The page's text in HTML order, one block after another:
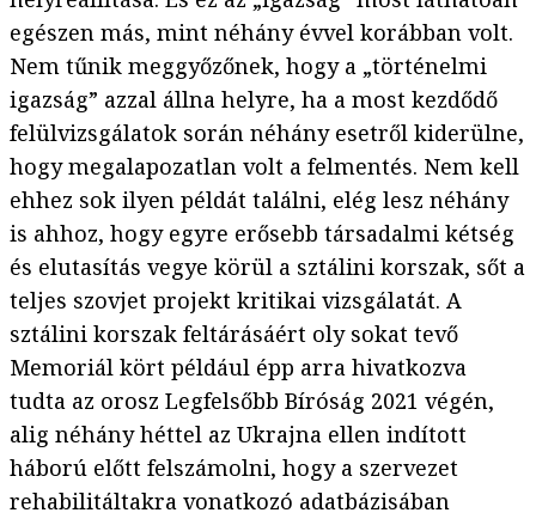
egészen más, mint néhány évvel korábban volt.
Nem tűnik meggyőzőnek, hogy a „történelmi
igazság” azzal állna helyre, ha a most kezdődő
felülvizsgálatok során néhány esetről kiderülne,
hogy megalapozatlan volt a felmentés. Nem kell
ehhez sok ilyen példát találni, elég lesz néhány
is ahhoz, hogy egyre erősebb társadalmi kétség
és elutasítás vegye körül a sztálini korszak, sőt a
teljes szovjet projekt kritikai vizsgálatát. A
sztálini korszak feltárásáért oly sokat tevő
Memoriál kört például épp arra hivatkozva
tudta az orosz Legfelsőbb Bíróság 2021 végén,
alig néhány héttel az Ukrajna ellen indított
háború előtt felszámolni, hogy a szervezet
rehabilitáltakra vonatkozó adatbázisában